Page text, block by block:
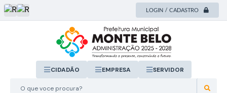
LOGIN / CADASTRO
O que voce procura?
CIDADÃO EMPRESA SERVIDOR